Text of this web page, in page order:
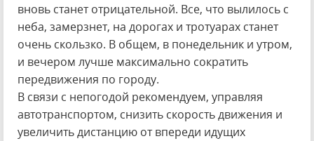
вновь станет отрицательной. Все, что вылилось с
неба, замерзнет, на дорогах и тротуарах станет
очень скользко. В общем, в понедельник и утром,
и вечером лучше максимально сократить
передвижения по городу.
В связи с непогодой рекомендуем, управляя
автотранспортом, снизить скорость движения и
увеличить дистанцию от впереди идущих